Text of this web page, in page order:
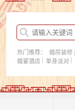
婚庆
婚庆酒店
婚房购置
我是婚庆人
热门推荐： 婚房装修|
婚宴酒店| 单身派对|